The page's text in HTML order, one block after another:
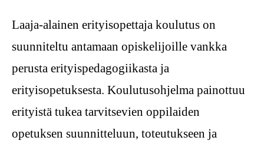
Laaja-alainen erityisopettaja koulutus on
suunniteltu antamaan opiskelijoille vankka
perusta erityispedagogiikasta ja
erityisopetuksesta. Koulutusohjelma painottuu
erityistä tukea tarvitsevien oppilaiden
opetuksen suunnitteluun, toteutukseen ja